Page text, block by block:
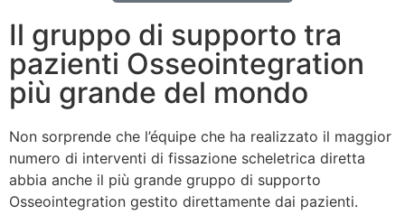
Il gruppo di supporto tra
pazienti Osseointegration
più grande del mondo
Non sorprende che l’équipe che ha realizzato il maggior
numero di interventi di fissazione scheletrica diretta
abbia anche il più grande gruppo di supporto
Osseointegration gestito direttamente dai pazienti.